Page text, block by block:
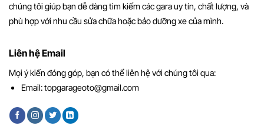
chúng tôi giúp bạn dễ dàng tìm kiếm các gara uy tín, chất lượng, và
phù hợp với nhu cầu sửa chữa hoặc bảo dưỡng xe của mình.
Liên hệ Email
Mọi ý kiến đóng góp, bạn có thể liên hệ với chúng tôi qua:
Email:topgarageoto@gmail.com